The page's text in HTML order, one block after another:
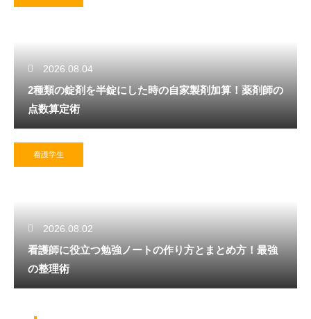
2026.08.04
2種類の錠剤を半錠にした時の自家製剤加算！薬剤師の
点数算定術
看護学生
2026.08.02
看護師に役立つ勉強ノートの作り方とまとめ方！最強
の整理術